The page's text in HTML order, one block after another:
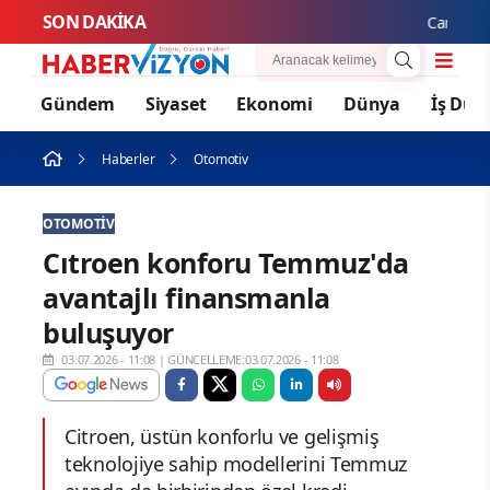
SON DAKİKA Cansever
Gündem Siyaset Ekonomi Dünya İş
Haberler Otomotiv
OTOMOTIV
Cıtroen konforu Temmuz'da
avantajlı finansmanla
buluşuyor
03.07.2026 - 11:08 |GÜNCELLEME:03.07.2026 - 11:08
Citroen, üstün konforlu ve gelişmiş
teknolojiye sahip modellerini Temmuz